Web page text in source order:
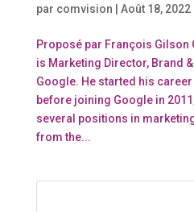
par comvision Août 18, 2022|
Proposé par François
is Marketing Director, Brand &
Google. He started his career
before joining Google in
several positions in
from the...